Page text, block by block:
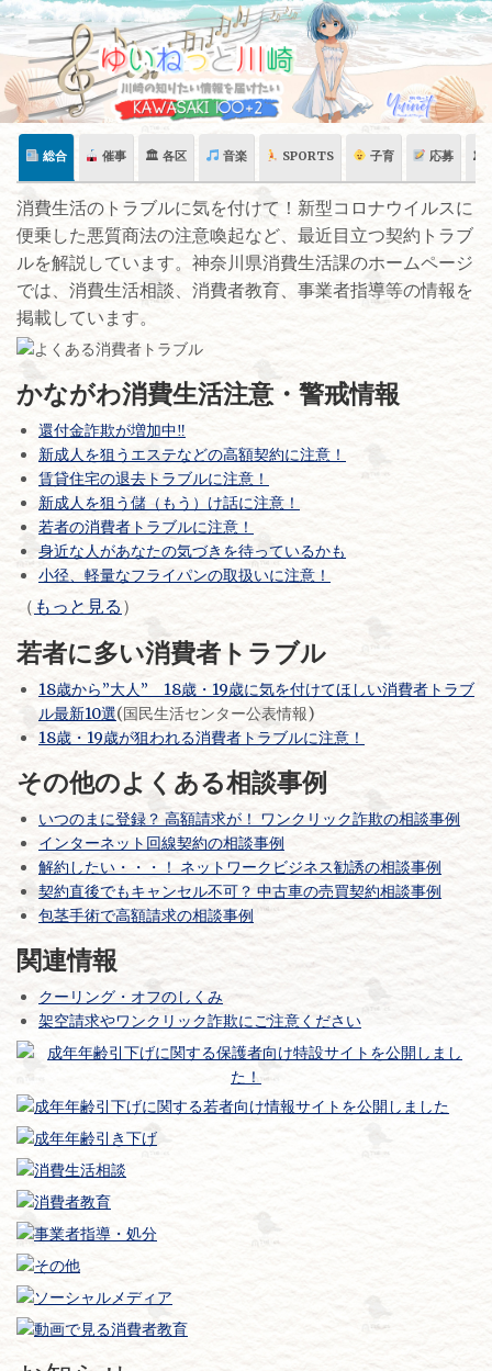
Skip
content
総合 催事 🏛 各区 音楽 SPORTS 子育 応募 🏛
消費生活のトラブルに気を付けて！新型コロナウイルスに
便乗した悪質商法の注意喚起など、最近目立つ契約トラブ
ルを解説しています。神奈川県消費生活課のホームページ
では、消費生活相談、消費者教育、事業者指導等の情報を
掲載しています。
かながわ消費生活注意・警戒情報
還付金詐欺が増加中‼
新成人を狙うエステなどの高額契約に注意！
賃貸住宅の退去トラブルに注意！
新成人を狙う儲（もう）け話に注意！
若者の消費者トラブルに注意！
身近な人があなたの気づきを待っているかも
小径、軽量なフライパンの取扱いに注意！
（ もっと見る ）
若者に多い消費者トラブル
18歳から”大人” 18歳・19歳に気を付けてほしい消費者トラブ
ル最新10選(国民生活センター公表情報)
18歳・19歳が狙われる消費者トラブルに注意！
その他のよくある相談事例
いつのまに登録？ 高額請求が！ ワンクリック詐欺の相談事例
インターネット回線契約の相談事例
解約したい・・・！ ネットワークビジネス勧誘の相談事例
契約直後でもキャンセル不可？ 中古車の売買契約相談事例
包茎手術で高額請求の相談事例
関連情報
クーリング・オフのしくみ
架空請求やワンクリック詐欺にご注意ください